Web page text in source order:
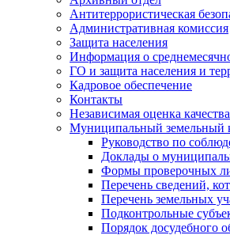
Антитеррористическая
Административная комиссия
Защита населения
Информация о
ГО и защита населения и
Кадровое обеспечение
Контакты
Независимая оценка
Муниципальный земельный
Руководство по
Доклады о
Формы проверочных
Перечень сведений,
Перечень земельных
Подконтрольные
Порядок досудебного